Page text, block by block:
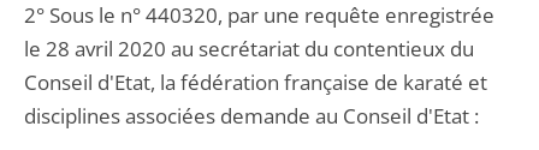
2° Sous le n° 440320, par une requête enregistrée
le 28 avril 2020 au secrétariat du contentieux du
Conseil d'Etat, la fédération française de karaté et
disciplines associées demande au Conseil d'Etat :